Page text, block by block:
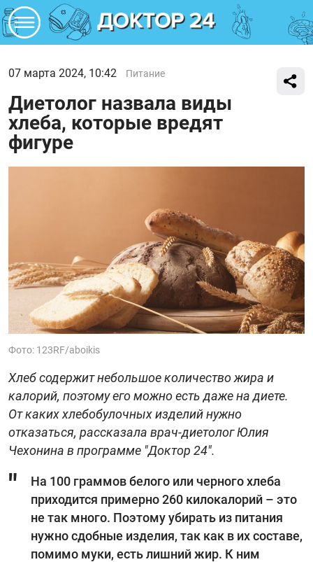
07 марта 2024, 10:42 Питание
Диетолог назвала виды
хлеба, которые вредят
фигуре
Фото: 123RF/aboikis
Хлеб содержит небольшое количество жира и
калорий, поэтому его можно есть даже на диете.
От каких хлебобулочных изделий нужно
отказаться, рассказала врач-диетолог Юлия
Чехонина в программе "Доктор 24".
На 100 граммов белого или черного хлеба
приходится примерно 260 килокалорий – это
не так много. Поэтому убирать из питания
нужно сдобные изделия, так как в их составе,
помимо муки, есть лишний жир. К ним